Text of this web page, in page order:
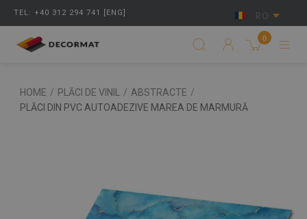
TEL: +40 312 294 741 [ENG] RO
0
HOME / PLĂCI DE VINIL / ABSTRACTE /
PLĂCI DIN PVC AUTOADEZIVE MAREA DE MARMURĂ